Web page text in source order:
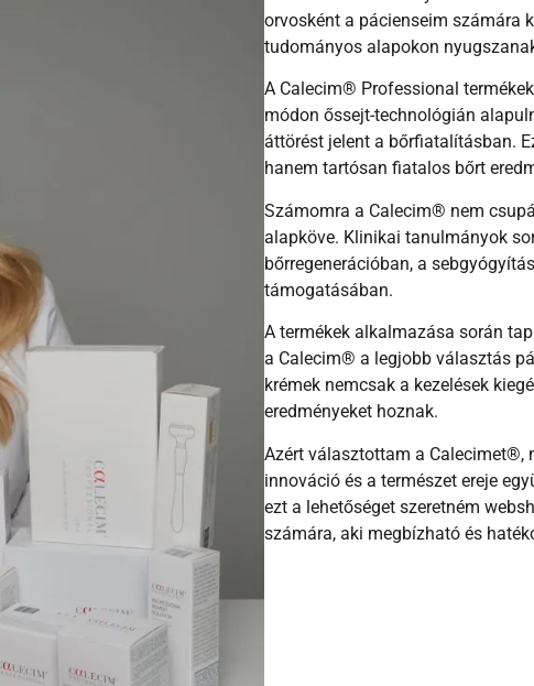
orvosként a pácienseim számára
tudományos alapokon
A Calecim® Professional
módon őssejt-technológián
áttörést jelent a bőrfiatalításban.
hanem tartósan fiatalos bőrt
Számomra a Calecim® nem
alapköve. Klinikai tanulmányok
bőrregenerációban, a
támogatásában.
A termékek alkalmazása során
a Calecim® a legjobb választás
krémek nemcsak a kezelések
eredményeket hoznak.
Azért választottam a Calecimet®,
innováció és a természet ereje
ezt a lehetőséget szeretném
számára, aki megbízható és